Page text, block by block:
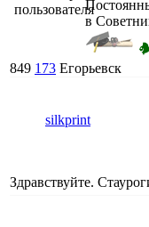
в
849 173 Егорьевск
silkprint
Здравствуйте.